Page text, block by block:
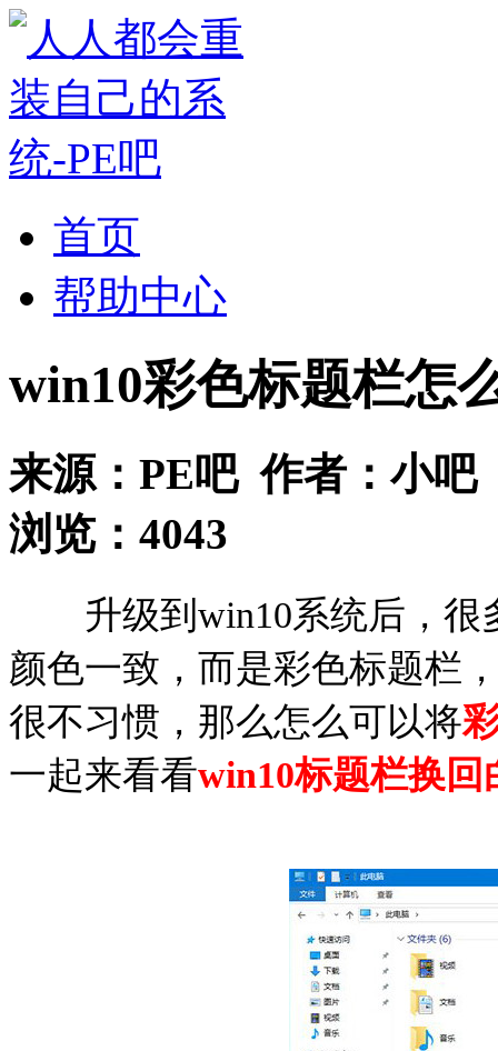
首页
帮助中心
win10彩色标题栏怎
来源： PE吧作者：小吧
浏览： 4043
升级到win10系统后，很
颜色一致，而是彩色标题栏
很不习惯，那么怎么可以将
一起来看看win10标题栏换回